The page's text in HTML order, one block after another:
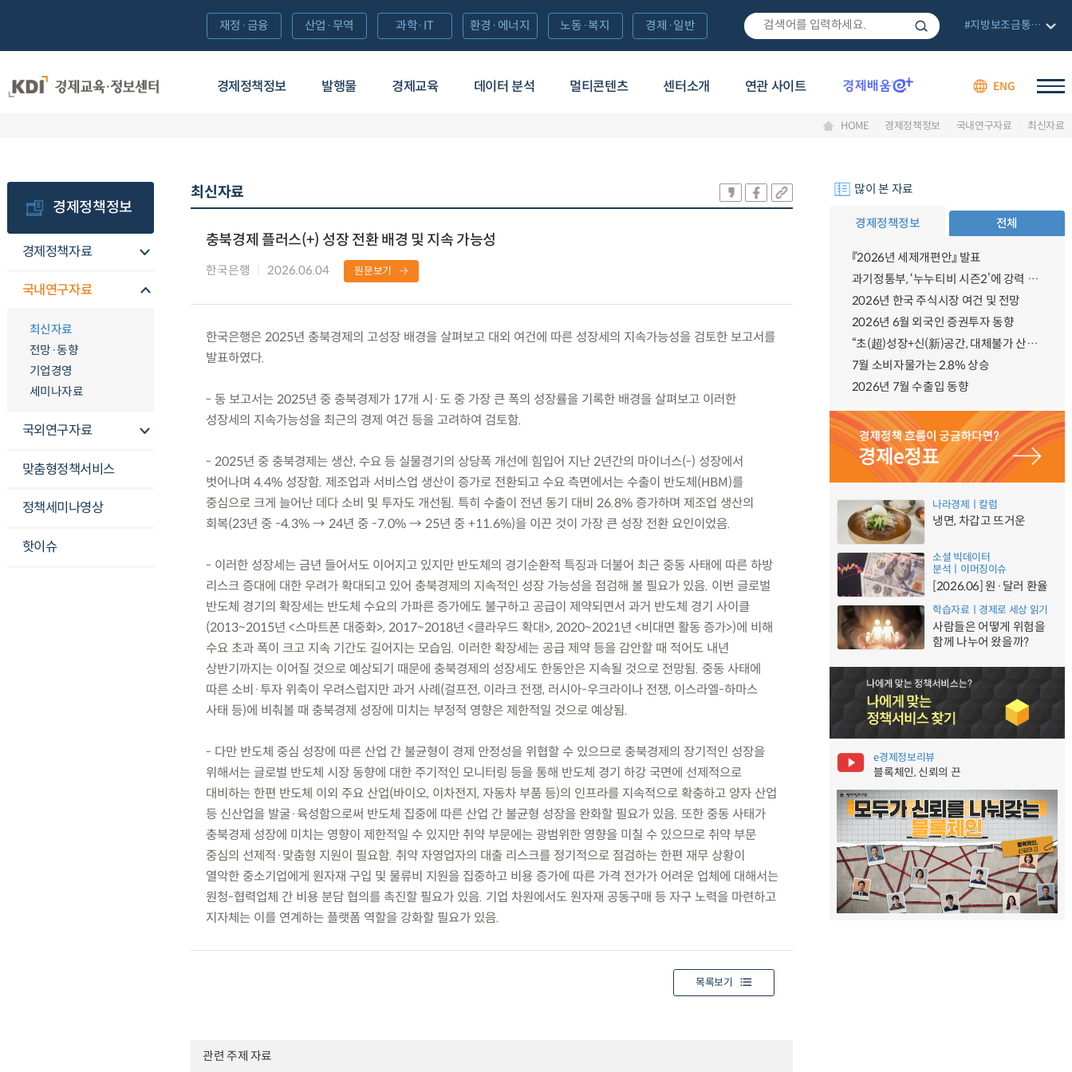
경제정책정보 발행물 경제교육 데이터 분석 멀티콘텐츠 센터소개 연관 사이트 ENG
재정·금융 산업·무역 과학·IT 환경·에너지 노동·복지 경제·일반 #지방보조금통합관리망
HOME 경제정책정보 국내연구자료 최신자료
경제정책정보
경제정책자료
국내연구자료
최신자료
전망·동향
기업경영
세미나자료
국외연구자료
맞춤형정책서비스
정책세미나영상
핫이슈
최신자료
충북경제 플러스(+) 성장 전환 배경 및 지속 가능성
한국은행 2026.06.04 원문보기
한국은행은 2025년 충북경제의 고성장 배경을 살펴보고 대외 여건에 따른 성장세의 지속가능성을 검토한 보고서를
발표하였다.
- 동 보고서는 2025년 중 충북경제가 17개 시·도 중 가장 큰 폭의 성장률을 기록한 배경을 살펴보고 이러한
성장세의 지속가능성을 최근의 경제 여건 등을 고려하여 검토함.
- 2025년 중 충북경제는 생산, 수요 등 실물경기의 상당폭 개선에 힘입어 지난 2년간의 마이너스(-) 성장에서
벗어나며 4.4% 성장함. 제조업과 서비스업 생산이 증가로 전환되고 수요 측면에서는 수출이 반도체(HBM)를
중심으로 크게 늘어난 데다 소비 및 투자도 개선됨. 특히 수출이 전년 동기 대비 26.8% 증가하며 제조업 생산의
회복(23년 중 -4.3% → 24년 중 -7.0% → 25년 중 +11.6%)을 이끈 것이 가장 큰 성장 전환 요인이었음.
- 이러한 성장세는 금년 들어서도 이어지고 있지만 반도체의 경기순환적 특징과 더불어 최근 중동 사태에 따른 하방
리스크 증대에 대한 우려가 확대되고 있어 충북경제의 지속적인 성장 가능성을 점검해 볼 필요가 있음. 이번 글로벌
반도체 경기의 확장세는 반도체 수요의 가파른 증가에도 불구하고 공급이 제약되면서 과거 반도체 경기 사이클
(2013~2015년 <스마트폰 대중화>, 2017~2018년 <클라우드 확대>, 2020~2021년 <비대면 활동 증가>)에 비해
수요 초과 폭이 크고 지속 기간도 길어지는 모습임. 이러한 확장세는 공급 제약 등을 감안할 때 적어도 내년
상반기까지는 이어질 것으로 예상되기 때문에 충북경제의 성장세도 한동안은 지속될 것으로 전망됨. 중동 사태에
따른 소비·투자 위축이 우려스럽지만 과거 사례(걸프전, 이라크 전쟁, 러시아-우크라이나 전쟁, 이스라엘-하마스
사태 등)에 비춰볼 때 충북경제 성장에 미치는 부정적 영향은 제한적일 것으로 예상됨.
- 다만 반도체 중심 성장에 따른 산업 간 불균형이 경제 안정성을 위협할 수 있으므로 충북경제의 장기적인 성장을
위해서는 글로벌 반도체 시장 동향에 대한 주기적인 모니터링 등을 통해 반도체 경기 하강 국면에 선제적으로
대비하는 한편 반도체 이외 주요 산업(바이오, 이차전지, 자동차 부품 등)의 인프라를 지속적으로 확충하고 양자 산업
등 신산업을 발굴·육성함으로써 반도체 집중에 따른 산업 간 불균형 성장을 완화할 필요가 있음. 또한 중동 사태가
충북경제 성장에 미치는 영향이 제한적일 수 있지만 취약 부문에는 광범위한 영향을 미칠 수 있으므로 취약 부문
중심의 선제적·맞춤형 지원이 필요함. 취약 자영업자의 대출 리스크를 정기적으로 점검하는 한편 재무 상황이
열악한 중소기업에게 원자재 구입 및 물류비 지원을 집중하고 비용 증가에 따른 가격 전가가 어려운 업체에 대해서는
원청-협력업체 간 비용 분담 협의를 촉진할 필요가 있음. 기업 차원에서도 원자재 공동구매 등 자구 노력을 마련하고
지자체는 이를 연계하는 플랫폼 역할을 강화할 필요가 있음.
목록보기
관련 주제 자료
많이 본 자료
경제정책정보 전체
『2026년 세제개편안』 발표
과기정통부, ‘누누티비 시즌2’에 강력 대응 의지 밝혀
2026년 한국 주식시장 여건 및 전망
2026년 6월 외국인 증권투자 동향
“초(超)성장+신(新)공간, 대체불가 산업강국”
7월 소비자물가는 2.8% 상승
2026년 7월 수출입 동향
나라경제ㅣ칼럼
냉면, 차갑고 뜨거운
소셜 빅데이터
분석ㅣ이머징이슈
[2026.06] 원·달러 환율
학습자료ㅣ경제로 세상 읽기
사람들은 어떻게 위험을
함께 나누어 왔을까?
e경제정보리뷰
블록체인, 신뢰의 끈